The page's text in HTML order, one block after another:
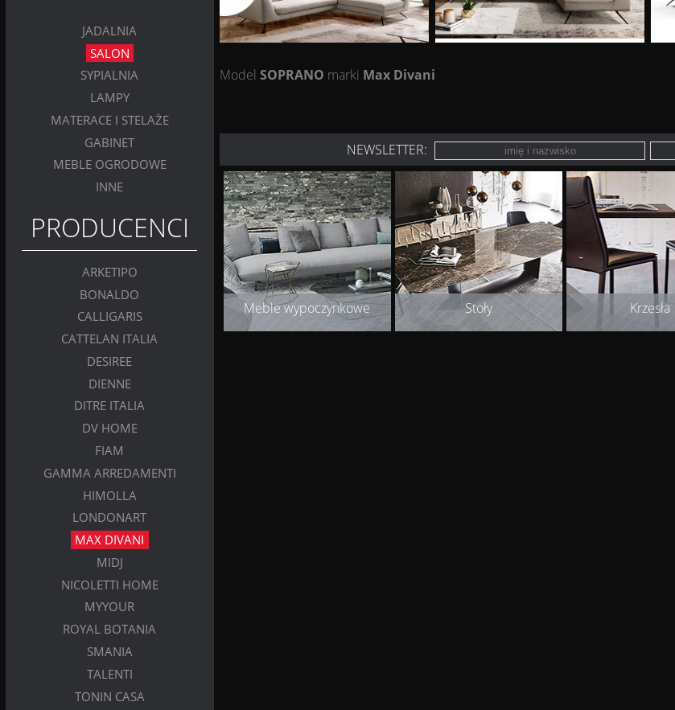
JADALNIA
SALON
SYPIALNIA
LAMPY
MATERACE I STELAŻE
GABINET
MEBLE OGRODOWE
INNE
PRODUCENCI
ARKETIPO
BONALDO
CALLIGARIS
CATTELAN ITALIA
DESIREE
DIENNE
DITRE ITALIA
DV HOME
FIAM
GAMMA ARREDAMENTI
HIMOLLA
LONDONART
MAX DIVANI
MIDJ
NICOLETTI HOME
MYYOUR
ROYAL BOTANIA
SMANIA
TALENTI
TONIN CASA
Model SOPRANO marki Max Divani
NEWSLETTER:
Meble wypoczynkowe Stoły Krzesła